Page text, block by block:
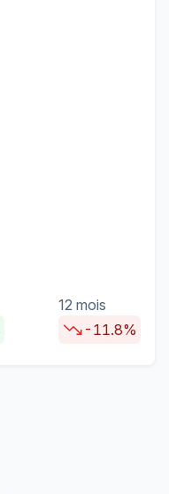
12 mois
-11.8%